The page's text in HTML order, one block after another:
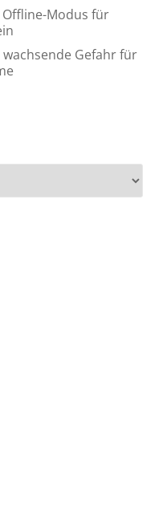
Modus für
Gefahr für